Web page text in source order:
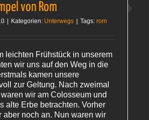
von Rom
Kategorien: Unterwegs Tags: rom
leichten Frühstück in unserem
wir uns auf den Weg in die
kamen unsere
zur Geltung. Nach zweimal
wir am Colosseum und
alte Erbe betrachten. Vorher
aber noch an. Nun waren wir